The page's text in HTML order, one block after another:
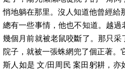
悄地躺在那里。沒人知道他曾經給
總有一些事情，他也不知道。越過
幾個月前就被老鼠咬斷了。那只采
院子，就被一張蛛網兜了個正著。
斯人如是 文/田周民 案田躬耕，亦